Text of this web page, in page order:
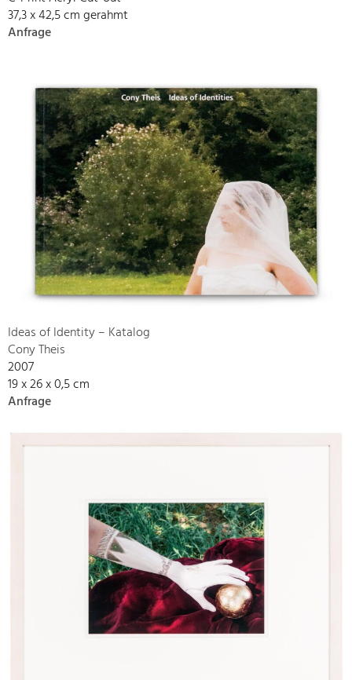
37,3 x 42,5 cm gerahmt
Anfrage
Ideas of Identity – Katalog
Cony Theis
2007
19 x 26 x 0,5 cm
Anfrage